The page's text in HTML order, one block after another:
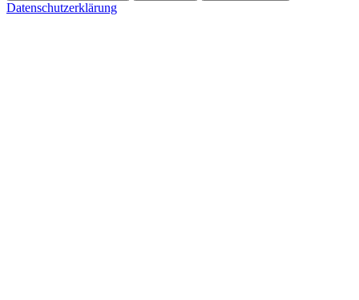
Datenschutzerklärung